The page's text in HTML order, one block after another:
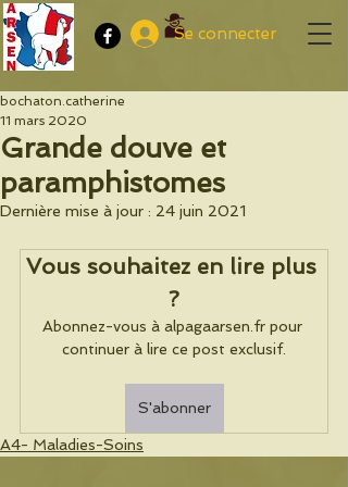
Se connecter
Grande douve et
paramphistomes
bochaton.catherine
11 mars 2020
Dernière mise à jour : 24 juin 2021
Vous souhaitez en lire plus
?
Abonnez-vous à alpagaarsen.fr pour
continuer à lire ce post exclusif.
S'abonner
A4- Maladies-Soins